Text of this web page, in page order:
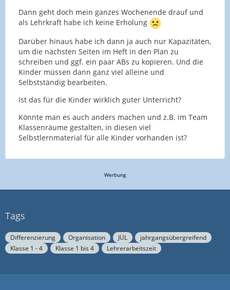
Dann geht doch mein ganzes Wochenende drauf und
als Lehrkraft habe ich keine Erholung
Darüber hinaus habe ich dann ja auch nur Kapazitäten,
um die nächsten Seiten im Heft in den Plan zu
schreiben und ggf. ein paar ABs zu kopieren. Und die
Kinder müssen dann ganz viel alleine und
Selbstständig bearbeiten.
Ist das für die Kinder wirklich guter Unterricht?
Könnte man es auch anders machen und z.B. im Team
Klassenräume gestalten, in diesen viel
Selbstlernmaterial für alle Kinder vorhanden ist?
Werbung
Tags
Differenzierung Organisation JÜL
jahrgangsübergreifend
Klasse 1 - 4
Klasse 1 bis 4 Lehrerarbeitszeit